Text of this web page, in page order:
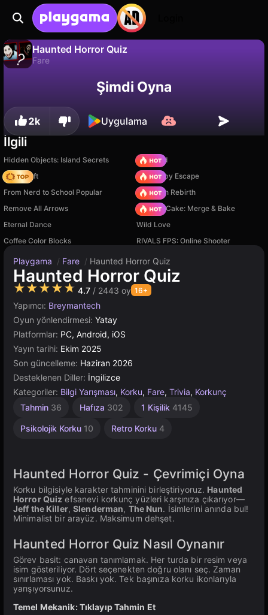
Haunted Horror Quiz
Fare
İlerlemeyi kaydet! Hayır
Şimdi Oyna
2k Uygulama
İlgili
Hidden Objects: Island Secrets
TB World
Trap Craft
Your Obby Escape
From Nerd to School Popular
Stickman Rebirth
Remove All Arrows
Piece of Cake: Merge & Bake
Eternal Dance
Wild Love
Coffee Color Blocks
RIVALS FPS: Online Shooter
Playgama / Fare / Haunted Horror Quiz
Haunted Horror Quiz
★★★★★ 4.7 / 2443 oy 16+
Yapımcı: Breymantech
Oyun yönlendirmesi: Yatay
Platformlar: PC, Android, iOS
Yayın tarihi: Ekim 2025
Son güncelleme: Haziran 2026
Desteklenen Diller: İngilizce
Kategoriler: Bilgi Yarışması, Korku, Fare, Trivia, Korkunç
Tahmin 36 Hafıza 302 1 Kişilik 4145
Psikolojik Korku 10 Retro Korku 4
Haunted Horror Quiz - Çevrimiçi Oyna
Korku bilgisiyle karakter tahminini birleştiriyoruz. Haunted
Horror Quiz efsanevi korkunç yüzleri karşınıza çıkarıyor—
Jeff the Killer,Slenderman, The Nun. İsimlerini anında bul!
Minimalist bir arayüz. Maksimum dehşet.
Haunted Horror Quiz Nasıl Oynanır
Görev basit: canavarı tanımlamak. Her turda bir resim veya
isim gösteriliyor. Dört seçenekten doğru olanı seç. Zaman
sınırlaması yok. Baskı yok. Tek başınıza korku ikonlarıyla
yarışıyorsunuz.
Temel Mekanik: Tıklayıp Tahmin Et